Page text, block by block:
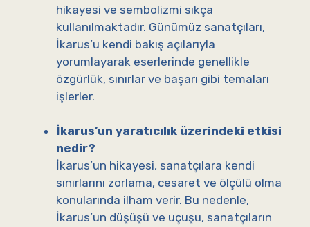
hikayesi ve sembolizmi sıkça
kullanılmaktadır. Günümüz sanatçıları,
İkarus’u kendi bakış açılarıyla
yorumlayarak eserlerinde genellikle
özgürlük, sınırlar ve başarı gibi temaları
işlerler.
İkarus’un yaratıcılık üzerindeki etkisi
nedir?
İkarus’un hikayesi, sanatçılara kendi
sınırlarını zorlama, cesaret ve ölçülü olma
konularında ilham verir. Bu nedenle,
İkarus’un düşüşü ve uçuşu, sanatçıların